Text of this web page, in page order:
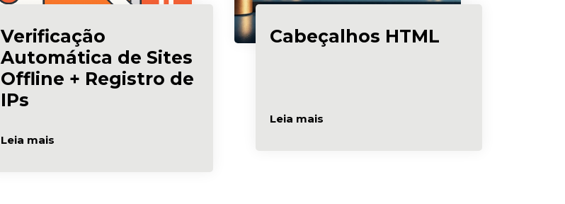
Verificação
Automática de Sites
Offline + Registro de
IPs
Leia mais
Cabeçalhos HTML
Leia mais